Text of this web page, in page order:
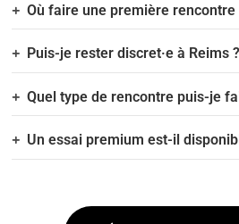
Où faire une première rencontre
Puis-je rester discret·e à Reims ?
Quel type de rencontre puis-je
Un essai premium est-il